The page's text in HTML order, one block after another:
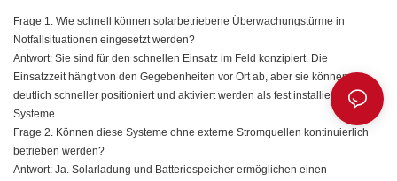
Frage 1. Wie schnell können solarbetriebene Überwachungstürme in
Notfallsituationen eingesetzt werden?
Antwort: Sie sind für den schnellen Einsatz im Feld konzipiert. Die
Einsatzzeit hängt von den Gegebenheiten vor Ort ab, aber sie können
deutlich schneller positioniert und aktiviert werden als fest installierte
Systeme.
Frage 2. Können diese Systeme ohne externe Stromquellen kontinuierlich
betrieben werden?
Antwort: Ja. Solarladung und Batteriespeicher ermöglichen einen